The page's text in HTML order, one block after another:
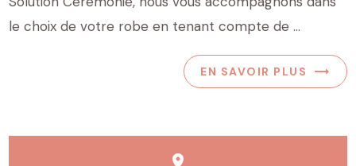
le choix de votre robe en tenant compte de ...
EN SAVOIR PLUS
place